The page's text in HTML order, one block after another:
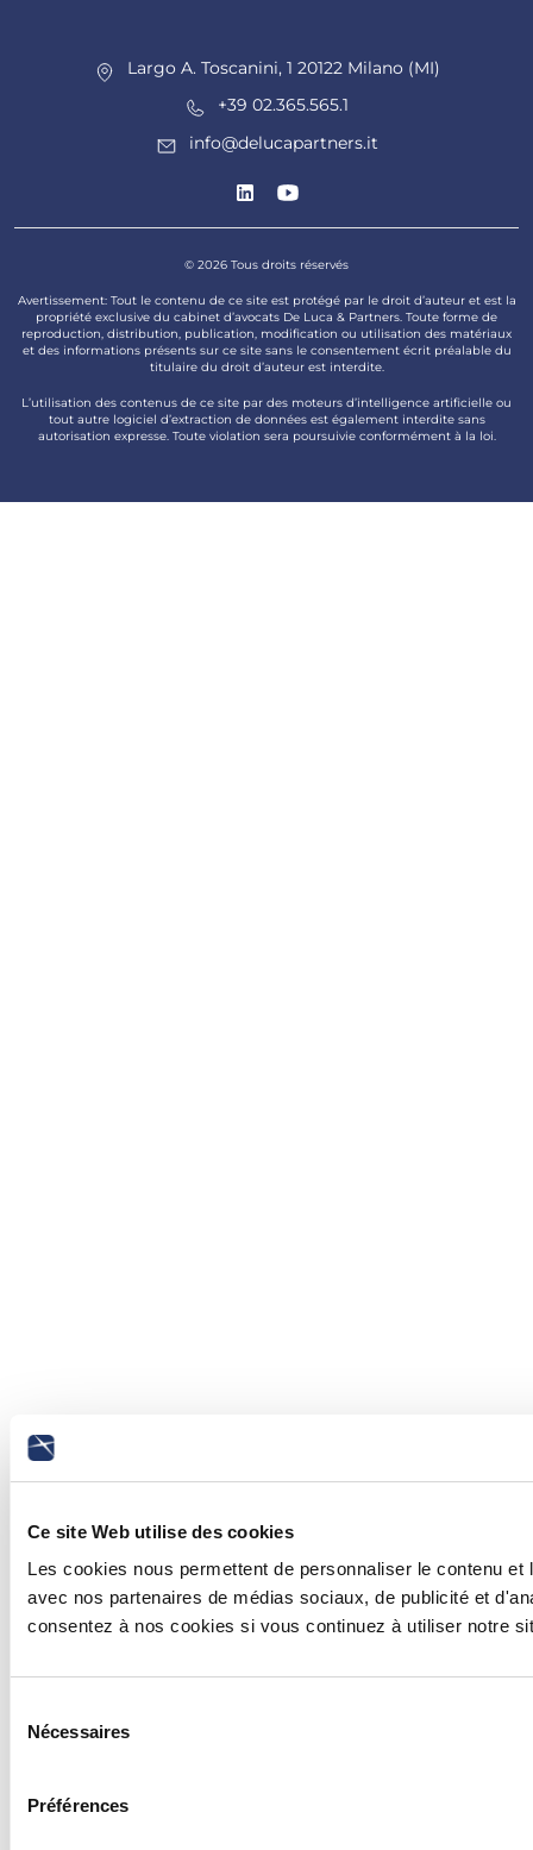
Ce site Web utilise des cookies
Les cookies nous permettent de personnaliser le contenu
avec nos partenaires de médias sociaux, de publicité et
consentez à nos cookies si vous continuez à utiliser notre
Nécessaires
Préférences
Largo A. Toscanini, 1 20122 Milano (MI)
+39 02.365.565.1
info@delucapartners.it
© 2026 Tous droits réservés
Avertissement: Tout le contenu de ce site est protégé par le droit d’auteur et est la
propriété exclusive du cabinet d’avocats De Luca & Partners. Toute forme de
reproduction, distribution, publication, modification ou utilisation des matériaux
et des informations présents sur ce site sans le consentement écrit préalable du
titulaire du droit d’auteur est interdite.
L’utilisation des contenus de ce site par des moteurs d’intelligence artificielle ou
tout autre logiciel d’extraction de données est également interdite sans
autorisation expresse. Toute violation sera poursuivie conformément à la loi.